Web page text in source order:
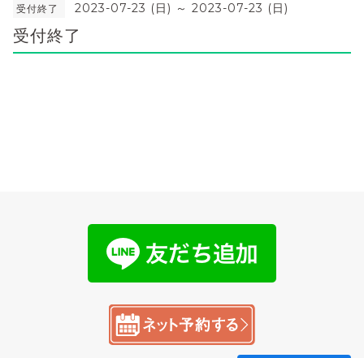
受付終了 2023-07-23 (日) ～ 2023-07-23 (日)
受付終了